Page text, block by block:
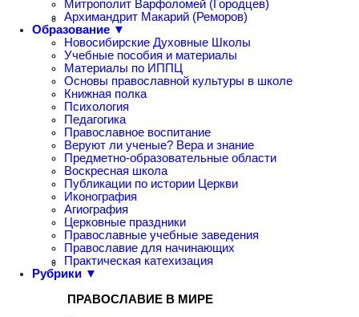
Митрополит Варфоломей (Городцев)
Архимандрит Макарий (Реморов)
Образование ▼
Новосибирские Духовные Школы
Учебные пособия и материалы
Материалы по ИППЦ
Основы православной культуры в школе
Книжная полка
Психология
Педагогика
Православное воспитание
Веруют ли ученые? Вера и знание
Предметно-образовательные области
Воскресная школа
Публикации по истории Церкви
Иконография
Агиография
Церковные праздники
Православные учебные заведения
Православие для начинающих
Практическая катехизация
Рубрики ▼
ПРАВОСЛАВИЕ В МИРЕ